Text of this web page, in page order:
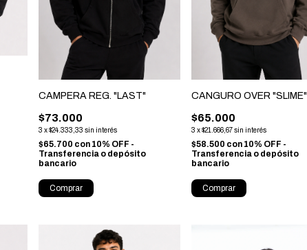
CAMPERA REG. "LAST"
$73.000
3 x$24.333,33 sin interés
$65.700 con 10% OFF -
Transferencia o depósito
bancario
Comprar
CANGURO OVER "SLIME"
$65.000
3 x$21.666,67sin interés
$58.500 con 10% OFF -
Transferencia o depósito
bancario
Comprar